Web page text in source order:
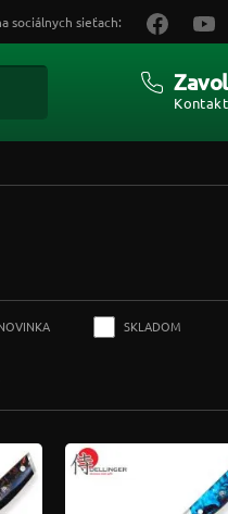
SKLADOM
sociálnych sieťach: